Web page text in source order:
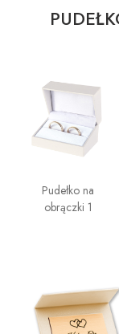
Pudełko na
obrączki 1